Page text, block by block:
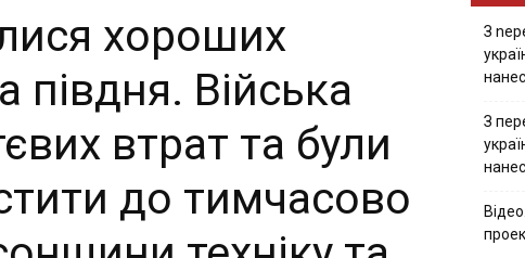
хороших
півдня. Війська
втрат та були
до тимчасово
З
З